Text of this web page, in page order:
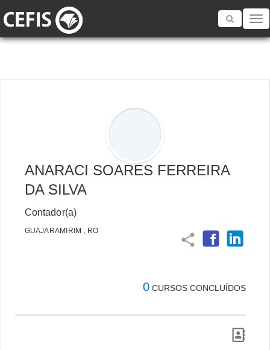
Toggle
ANARACI SOARES FERREIRA
DA SILVA
Contador(a)
GUAJARAMIRIM , RO
share
0 CURSOS CONCLUÍDOS